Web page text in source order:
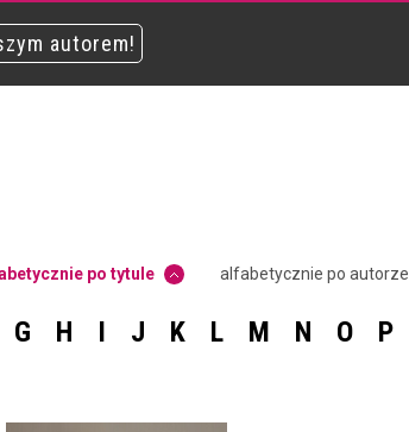
autorem!
po tytule alfabetycznie po autorze
G H I J K L M N O P